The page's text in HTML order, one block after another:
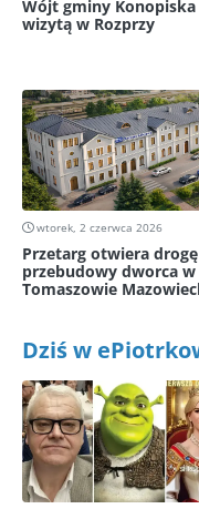
Wójt gminy Konopiska
wizytą w Rozprzy
wtorek, 2 czerwca 2026
Przetarg otwiera
przebudowy dworca w
Tomaszowie
Dziś w